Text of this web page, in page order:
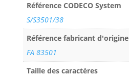
Référence CODECO System
S/S3501/38
Référence fabricant d'origine
FA 83501
Taille des caractères